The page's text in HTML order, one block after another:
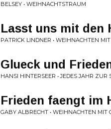
BELSEY • WEIHNACHTSTRAUM
Lasst uns mit den
PATRICK LINDNER • WEIHNACHTEN
Glueck und
HANSI HINTERSEER • JEDES JAHR ZUR
Frieden faengt im
GABY ALBRECHT • WEIHNACHTEN MIT